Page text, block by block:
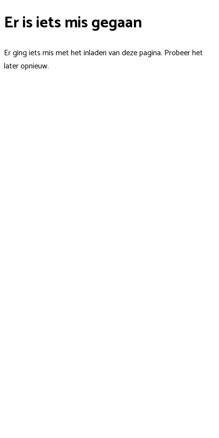
Er is iets mis gegaan
Er ging iets mis met het inladen van deze pagina. Probeer het
later opnieuw.